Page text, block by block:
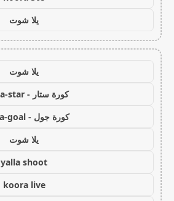
يلا شوت
يلا شوت
كورة ستار - koora-star
كورة جول - koora-goal
يلا شوت
yalla shoot
koora live